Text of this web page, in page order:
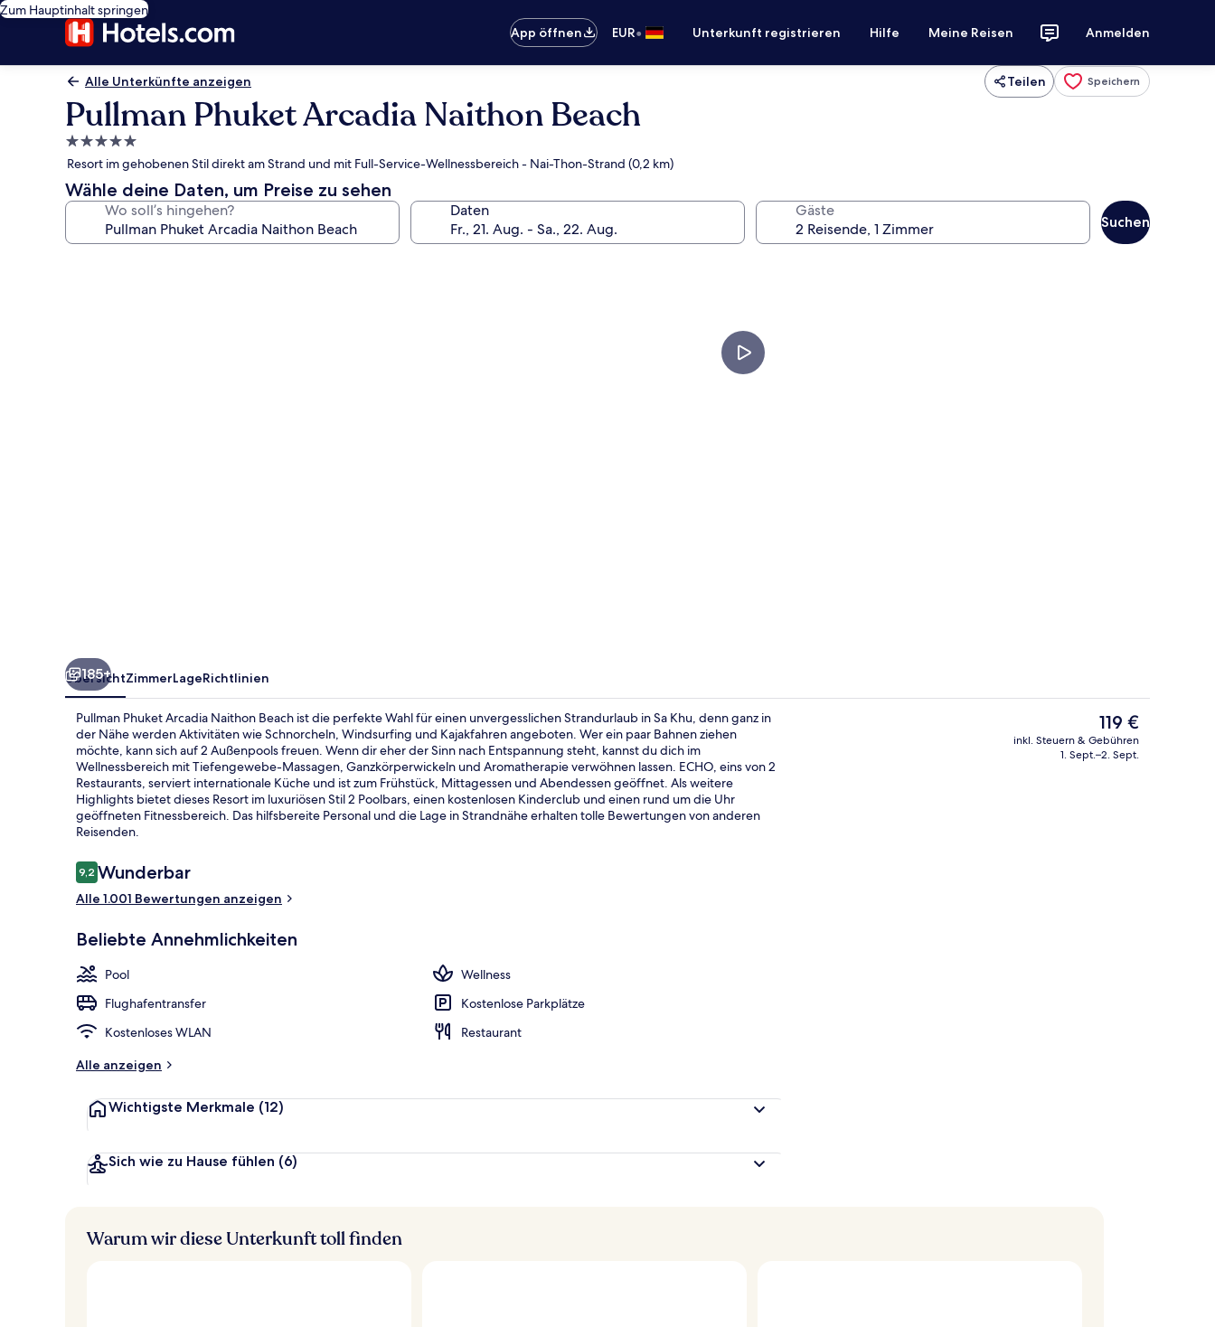
Zum Hauptinhalt springen
App öffnen
EUR• Unterkunft registrieren Hilfe Meine Reisen Anmelden
Alle Unterkünfte anzeigen Teilen Speichern
Pullman Phuket Arcadia Naithon Beach
5.0-
Sterne-
Unterkunft
Resort im gehobenen Stil direkt am Strand und mit Full-Service-Wellnessbereich - Nai-Thon-Strand (0,2 km)
Wähle deine Daten, um Preise zu sehen
Wo soll’s hingehen? Daten Gäste
Suchen
3 Bars/Lounges, 2 Poolbars Tagungsbereich
185+
ÜbersichtZimmerLageRichtlinien
Pullman Phuket Arcadia Naithon Beach ist die perfekte Wahl für einen unvergesslichen Strandurlaub in Sa Khu, denn ganz in
der Nähe werden Aktivitäten wie Schnorcheln, Windsurfing und Kajakfahren angeboten. Wer ein paar Bahnen ziehen
möchte, kann sich auf 2 Außenpools freuen. Wenn dir eher der Sinn nach Entspannung steht, kannst du dich im
Wellnessbereich mit Tiefengewebe-Massagen, Ganzkörperwickeln und Aromatherapie verwöhnen lassen. ECHO, eins von 2
Restaurants, serviert internationale Küche und ist zum Frühstück, Mittagessen und Abendessen geöffnet. Als weitere
Highlights bietet dieses Resort im luxuriösen Stil 2 Poolbars, einen kostenlosen Kinderclub und einen rund um die Uhr
geöffneten Fitnessbereich. Das hilfsbereite Personal und die Lage in Strandnähe erhalten tolle Bewertungen von anderen
Reisenden.
Bewertungen
9,29,2 von 10.
Wunderbar
Alle 1.001 Bewertungen anzeigen
Beliebte Annehmlichkeiten
Pool
Wellness
Flughafentransfer
Kostenlose Parkplätze
Kostenloses WLAN
Restaurant
Alle anzeigen
Wichtigste Merkmale (12)
Sich wie zu Hause fühlen (6)
Der
aktuelle
Preis
119 €
inkl. Steuern & Gebühren
1. Sept.–2. Sept.
Warum wir diese Unterkunft toll finden